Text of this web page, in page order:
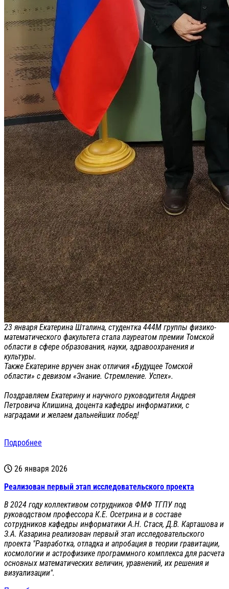
23 января Екатерина Шталина, студентка 444М группы физико-
математического факультета стала лауреатом премии Томской
области в сфере образования, науки, здравоохранения и
культуры.
Также Екатерине вручен знак отличия «Будущее Томской
области» с девизом «Знание. Стремление. Успех».
Поздравляем Екатерину и научного руководителя Андрея
Петровича Клишина, доцента кафедры информатики, с
наградами и желаем дальнейших побед!
Подробнее
26 января 2026
Реализован первый этап исследовательского проекта
В 2024 году коллективом сотрудников ФМФ ТГПУ под
руководством профессора К.Е. Осетрина и в составе
сотрудников кафедры информатики А.Н. Стася, Д.В. Карташова и
З.А. Казарина реализован первый этап исследовательского
проекта "Разработка, отладка и апробация в теории гравитации,
космологии и астрофизике программного комплекса для расчета
основных математических величин, уравнений, их решения и
визуализации".